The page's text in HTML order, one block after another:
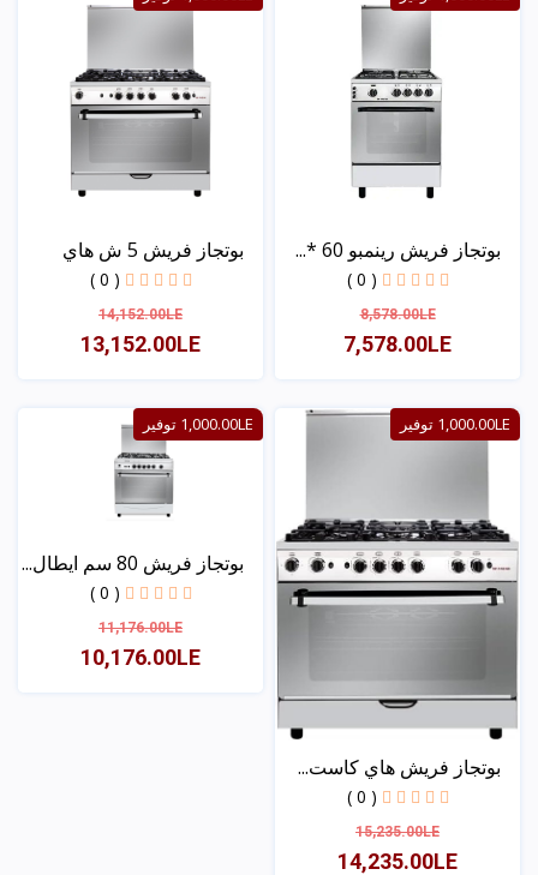
بوتجاز فريش رينمبو 60 *...
( 0 )
8,578.00LE
7,578.00LE
عرض
بوتجاز فريش 5 ش هاي
( 0 )
14,152.00LE
13,152.00LE
عرض
1,000.00LE توفير
بوتجاز فريش هاي كاست...
( 0 )
15,235.00LE
14,235.00LE
1,000.00LE توفير
بوتجاز فريش 80 سم ايطال...
( 0 )
11,176.00LE
10,176.00LE